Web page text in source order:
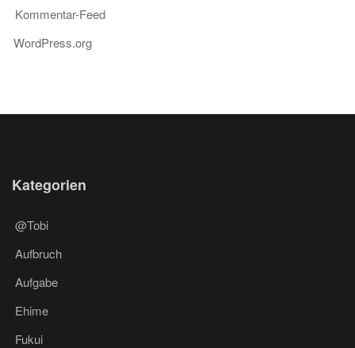
Kommentar-Feed
WordPress.org
Kategorien
@Tobi
Aufbruch
Aufgabe
Ehime
Fukui